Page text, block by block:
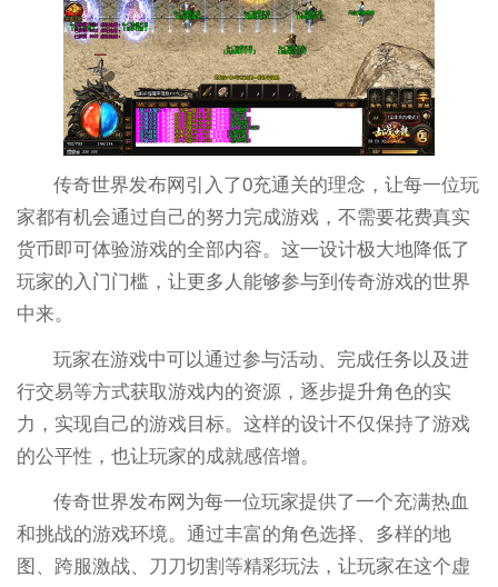
传奇世界发布网引入了0充通关的理念，让每一位玩
家都有机会通过自己的努力完成游戏，不需要花费真实
货币即可体验游戏的全部内容。这一设计极大地降低了
玩家的入门门槛，让更多人能够参与到传奇游戏的世界
中来。
玩家在游戏中可以通过参与活动、完成任务以及进
行交易等方式获取游戏内的资源，逐步提升角色的实
力，实现自己的游戏目标。这样的设计不仅保持了游戏
的公平性，也让玩家的成就感倍增。
传奇世界发布网为每一位玩家提供了一个充满热血
和挑战的游戏环境。通过丰富的角色选择、多样的地
图、跨服激战、刀刀切割等精彩玩法，让玩家在这个虚